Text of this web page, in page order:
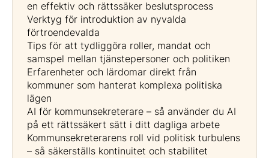
en effektiv och rättssäker beslutsprocess
Verktyg för introduktion av nyvalda
förtroendevalda
Tips för att tydliggöra roller, mandat och
samspel mellan tjänstepersoner och politiken
Erfarenheter och lärdomar direkt från
kommuner som hanterat komplexa politiska
lägen
AI för kommunsekreterare – så använder du AI
på ett rättssäkert sätt i ditt dagliga arbete
Kommunsekreterarens roll vid politisk turbulens
– så säkerställs kontinuitet och stabilitet